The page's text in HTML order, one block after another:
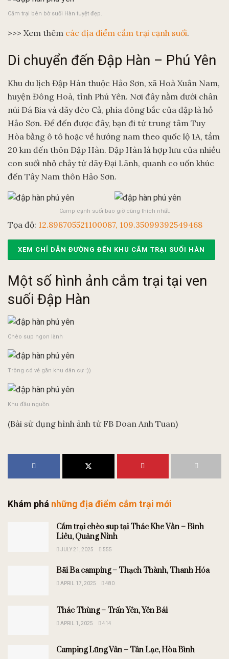
Cắm trại bên bờ suối Hàn tuyệt đẹp.
>>> Xem thêm các địa điểm cắm trại cạnh suối.
Di chuyển đến Đập Hàn – Phú Yên
Khu du lịch Đập Hàn thuộc Hảo Sơn, xã Hoà Xuân Nam,
huyện Đông Hoà, tỉnh Phú Yên. Nơi đây nằm dưới chân
núi Đá Bia và dãy đèo Cả, phía đông bắc của đập là hồ
Hảo Sơn. Để đến được đây, bạn đi từ trung tâm Tuy
Hòa bằng ô tô hoặc về hướng nam theo quốc lộ 1A, tầm
20 km đến thôn Đập Hàn. Đập Hàn là hợp lưu của nhiều
con suối nhỏ chảy từ dãy Đại Lãnh, quanh co uốn khúc
đến Tây Nam thôn Hảo Sơn.
Camp cạnh suối bao giờ cũng thích nhất.
Tọa độ: 12.898705521100087, 109.35099392549468
XEM CHỈ DẪN ĐƯỜNG ĐẾN KHU CẮM TRẠI SUỐI HÀN
Một số hình ảnh cắm trại tại ven
suối Đập Hàn
Chèo sup ngon lành
Trông có vẻ gần khu dân cư :))
Khu đầu nguồn.
(Bài sử dụng hình ảnh từ FB Doan Anh Tuan)
Khám phá những địa điểm cắm trại mới
Cắm trại chèo sup tại Thác Khe Vằn – Bình
Liêu, Quảng Ninh
JULY 21, 2025 555
Bãi Ba camping – Thạch Thành, Thanh Hóa
APRIL 17, 2025 480
Thác Thùng – Trấn Yên, Yên Bái
APRIL 1, 2025 414
Camping Lũng Vân – Tân Lạc, Hòa Bình